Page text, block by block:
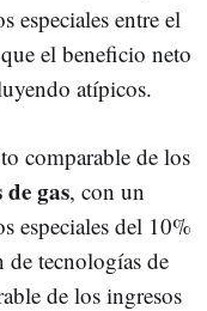
especiales entre el
el beneficio neto
atípicos.
comparable de los
de gas, con un
especiales del 10%
tecnologías de
de los ingresos